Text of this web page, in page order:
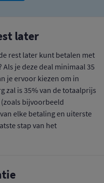
later
rest later kunt betalen met
je deze deal minimaal 35
je ervoor kiezen om in
zal is 35% van de totaalprijs
bijvoorbeeld
elke betaling en uiterste
stap van het